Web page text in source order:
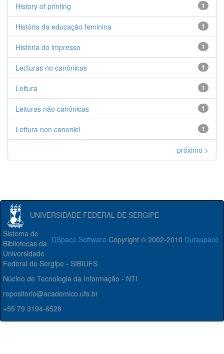
1
History of printing
1
História da educação feminina
1
História do impresso
1
Lecturas no canónicas
1
Leitura
1
Leituras não canônicas
1
Lettura non canonici
próximo >
UNIVERSIDADE FEDERAL DE SERGIPE
DSpace Software Copyright © 2002-2010 Duraspace
Sistema de
Bibliotecas da
Universidade
Federal de Sergipe - SIBIUFS
Núcleo de Tecnologia da Informação - NTI
repositorio@academico.ufs.br
+55 79 3194-6528